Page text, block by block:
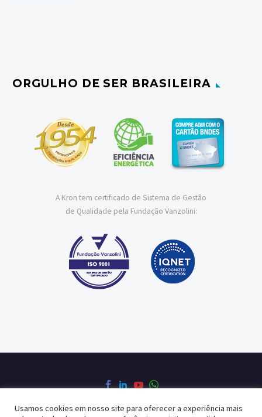
ORGULHO DE SER BRASILEIRA
A Kron tem certificado de Sistema de Gestão
de Qualidade pela Fundação Vanzolini:
Usamos cookies em nosso site para oferecer a experiência mais